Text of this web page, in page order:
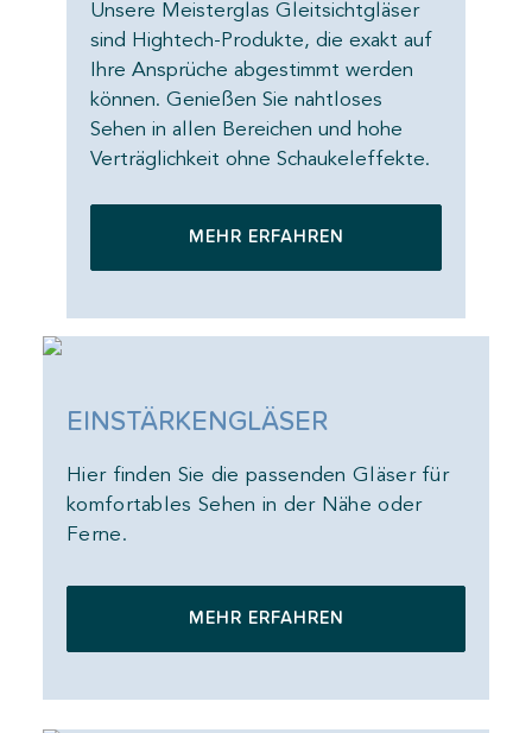
Unsere Meisterglas Gleitsichtgläser
sind Hightech-Produkte, die exakt auf
Ihre Ansprüche abgestimmt werden
können. Genießen Sie nahtloses
Sehen in allen Bereichen und hohe
Verträglichkeit ohne Schaukeleffekte.
MEHR ERFAHREN
EINSTÄRKENGLÄSER
Hier finden Sie die passenden Gläser für
komfortables Sehen in der Nähe oder
Ferne.
MEHR ERFAHREN